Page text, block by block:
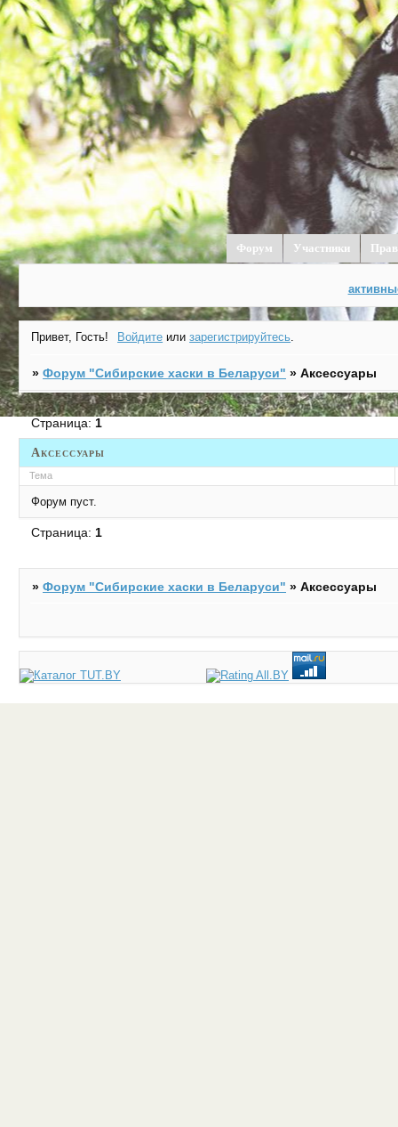
Форум Участники
Привет, Гость! Войдите илизарегистрируйтесь.
»Форум "Cибирские хаски в Беларуси" »Аксессуары
Аксессуары
Страница: 1
Тема
Форум пуст.
Страница: 1
»Форум "Cибирские хаски в Беларуси" »Аксессуары